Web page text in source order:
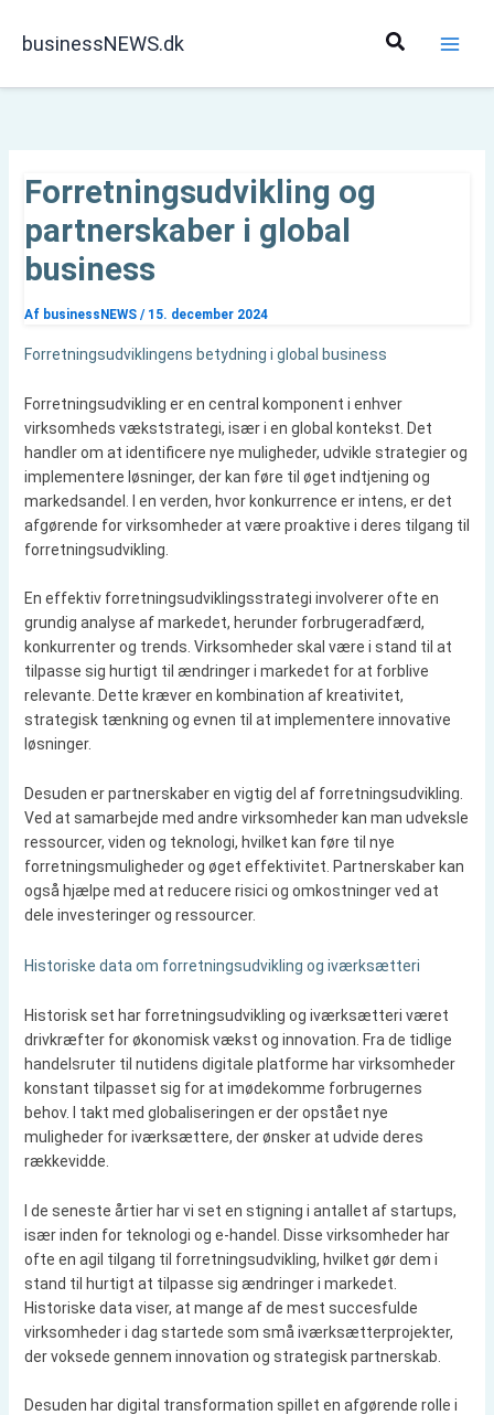
businessNEWS.dk Søg
Forretningsudvikling og
partnerskaber i global
business
Af businessNEWS / 15. december 2024
Forretningsudviklingens betydning i global business
Forretningsudvikling er en central komponent i enhver
virksomheds vækststrategi, især i en global kontekst. Det
handler om at identificere nye muligheder, udvikle strategier og
implementere løsninger, der kan føre til øget indtjening og
markedsandel. I en verden, hvor konkurrence er intens, er det
afgørende for virksomheder at være proaktive i deres tilgang til
forretningsudvikling.
En effektiv forretningsudviklingsstrategi involverer ofte en
grundig analyse af markedet, herunder forbrugeradfærd,
konkurrenter og trends. Virksomheder skal være i stand til at
tilpasse sig hurtigt til ændringer i markedet for at forblive
relevante. Dette kræver en kombination af kreativitet,
strategisk tænkning og evnen til at implementere innovative
løsninger.
Desuden er partnerskaber en vigtig del af forretningsudvikling.
Ved at samarbejde med andre virksomheder kan man udveksle
ressourcer, viden og teknologi, hvilket kan føre til nye
forretningsmuligheder og øget effektivitet. Partnerskaber kan
også hjælpe med at reducere risici og omkostninger ved at
dele investeringer og ressourcer.
Historiske data om forretningsudvikling og iværksætteri
Historisk set har forretningsudvikling og iværksætteri været
drivkræfter for økonomisk vækst og innovation. Fra de tidlige
handelsruter til nutidens digitale platforme har virksomheder
konstant tilpasset sig for at imødekomme forbrugernes
behov. I takt med globaliseringen er der opstået nye
muligheder for iværksættere, der ønsker at udvide deres
rækkevidde.
I de seneste årtier har vi set en stigning i antallet af startups,
især inden for teknologi og e-handel. Disse virksomheder har
ofte en agil tilgang til forretningsudvikling, hvilket gør dem i
stand til hurtigt at tilpasse sig ændringer i markedet.
Historiske data viser, at mange af de mest succesfulde
virksomheder i dag startede som små iværksætterprojekter,
der voksede gennem innovation og strategisk partnerskab.
Desuden har digital transformation spillet en afgørende rolle i